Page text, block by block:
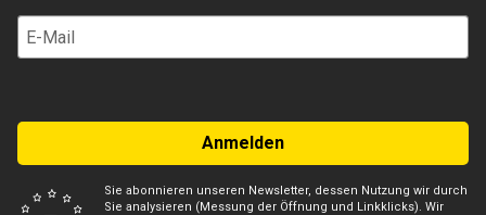
Anmelden
Sie abonnieren unseren Newsletter, dessen Nutzung wir durch
Sie analysieren (Messung der Öffnung und Linkklicks). Wir